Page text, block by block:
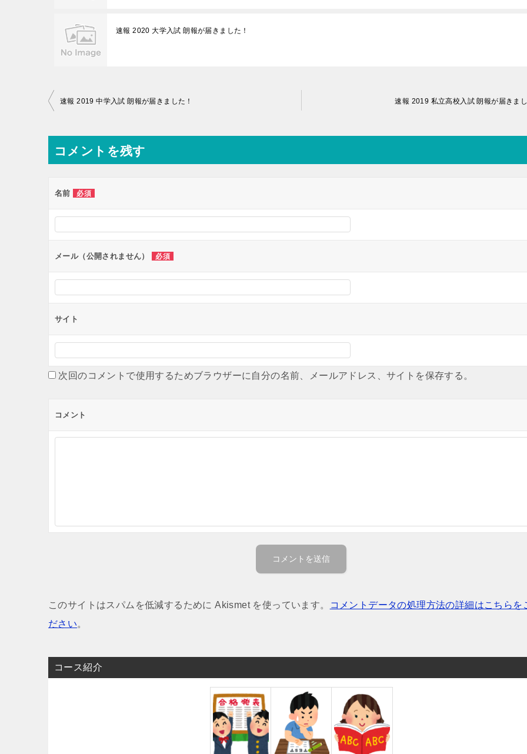
速報 2020 大学入試 朗報が届きました！
投
ナ
ビ
ー
ョ
速報 2019 中学入試 朗報が届きました！ 速報 2019 私立高校入試 朗報が届きま
コメントを残す
名前 必須
メール（公開されません） 必須
サイト
次回のコメントで使用するためブラウザーに自分の名前、メールアドレス、サイトを保存する。
コメント
このサイトはスパムを低減するために Akismet を使っています。
コメントデータの処理方法の詳細はこちらを
ださい。
コース紹介